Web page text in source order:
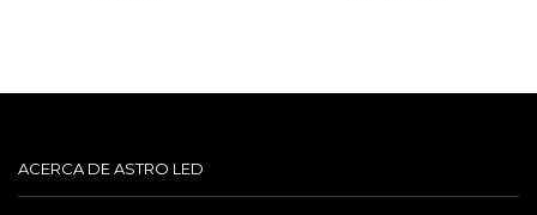
ACERCA DE ASTRO LED